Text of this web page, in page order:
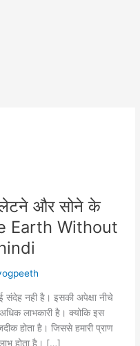
लेटने और सोने के
Earth Without
संदेह नही है। इसकी अपेक्षा नीचे
लाभकारी है। क्योकि इस
होता है। जिससे हमारी प्राण
लाभ होता है। […]